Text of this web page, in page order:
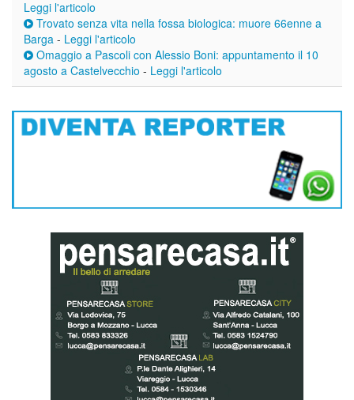
Leggi l'articolo
Trovato senza vita nella fossa biologica: muore 66enne a
Barga - Leggi l'articolo
Omaggio a Pascoli con Alessio Boni: appuntamento il 10
agosto a Castelvecchio - Leggi l'articolo